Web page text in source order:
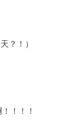
？！）
！！！